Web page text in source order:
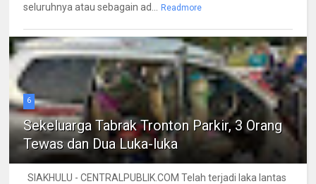
seluruhnya atau sebagain ad...
Readmore
6
Sekeluarga Tabrak Tronton Parkir, 3 Orang
Tewas dan Dua Luka-luka
SIAKHULU - CENTRALPUBLIK.COM Telah terjadi laka lantas